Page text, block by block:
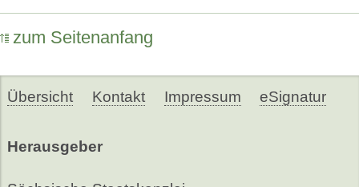
zum Seitenanfang
Übersicht Kontakt Impressum eSignatur
Herausgeber